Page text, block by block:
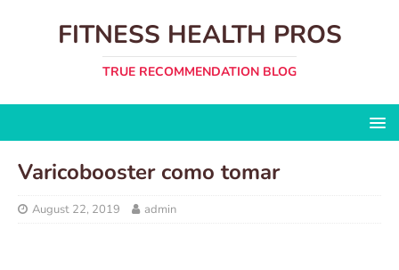
FITNESS HEALTH PROS
TRUE RECOMMENDATION BLOG
Varicobooster como tomar
August 22, 2019 admin